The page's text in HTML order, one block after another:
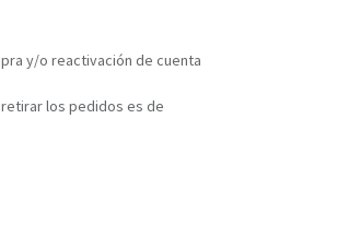
y/o reactivación de cuenta
los pedidos es de